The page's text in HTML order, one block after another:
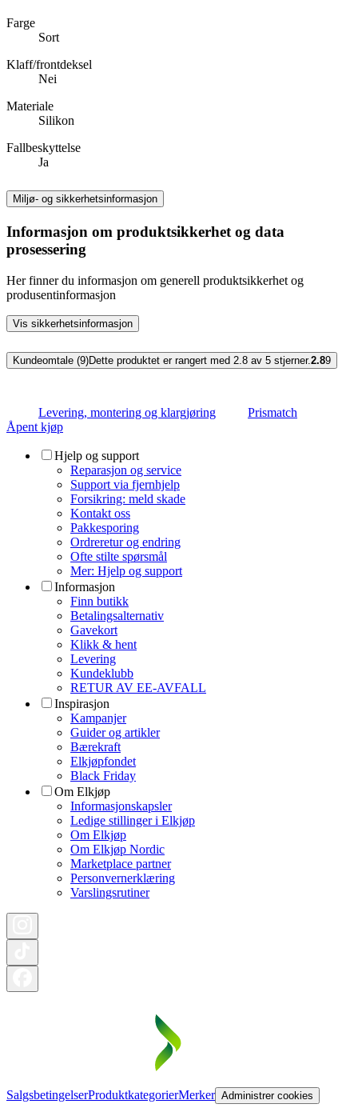
Farge
Sort
Klaff/frontdeksel
Nei
Materiale
Silikon
Fallbeskyttelse
Ja
Miljø- og sikkerhetsinformasjon
Informasjon om produktsikkerhet og data
prosessering
Her finner du informasjon om generell produktsikkerhet og
produsentinformasjon
Vis sikkerhetsinformasjon
Kundeomtale (9)Dette produktet er rangert med 2.8 av 5 stjerner.2.89
Levering, montering og klargjøring
Prismatch
Åpent kjøp
Hjelp og support
Reparasjon og service
Support via fjernhjelp
Forsikring: meld skade
Kontakt oss
Pakkesporing
Ordreretur og endring
Ofte stilte spørsmål
Mer: Hjelp og support
Informasjon
Finn butikk
Betalingsalternativ
Gavekort
Klikk & hent
Levering
Kundeklubb
RETUR AV EE-AVFALL
Inspirasjon
Kampanjer
Guider og artikler
Bærekraft
Elkjøpfondet
Black Friday
Om Elkjøp
Informasjonskapsler
Ledige stillinger i Elkjøp
Om Elkjøp
Om Elkjøp Nordic
Marketplace partner
Personvernerklæring
Varslingsrutiner
SalgsbetingelserProduktkategorierMerker Administrer cookies